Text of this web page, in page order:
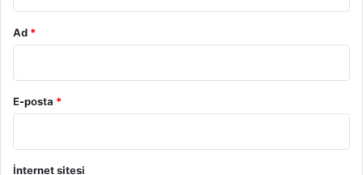
Ad *
E-posta *
İnternet sitesi